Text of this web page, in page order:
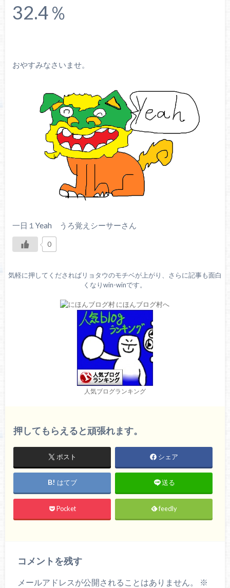
32.4％
おやすみなさいませ。
一日１Yeah うろ覚えシーサーさん
0
気軽に押してくださればリョタウのモチベが上がり、さらに記事も面白
くなりwin-winです。
人気ブログランキング
押してもらえると頑張れます。
ポスト シェア
はてブ 送る
Pocket feedly
コメントを残す
メールアドレスが公開されることはありません。
※